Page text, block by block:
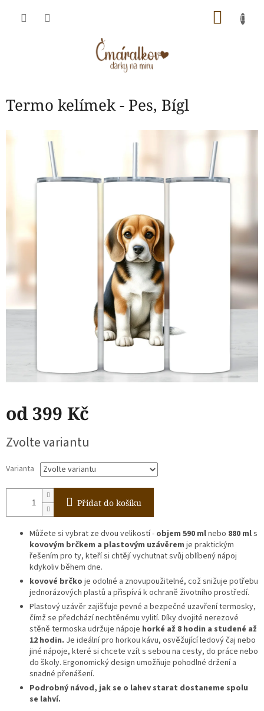
Termo kelímek - Pes, Bígl
od 399 Kč
cena:
Zvolte variantu
Varianta
Přidat do košíku
Můžete si vybrat ze dvou velikostí - objem 590 mlnebo 880 mls
kovovým brčkem a plastovým uzávěrem je praktickým
řešením pro ty, kteří si chtějí vychutnat svůj oblíbený nápoj
kdykoliv během dne.
kovové brčko je odolné a znovupoužitelné, což snižuje potřebu
jednorázových plastů a přispívá k ochraně životního prostředí.
Plastový uzávěr zajišťuje pevné a bezpečné uzavření termosky,
čímž se předchází nechtěnému vylití. Díky dvojité nerezové
stěně termoska udržuje nápoje horké až 8 hodin a studené až
12 hodin. Je ideální pro horkou kávu, osvěžující ledový čaj nebo
jiné nápoje, které si chcete vzít s sebou na cesty, do práce nebo
do školy. Ergonomický design umožňuje pohodlné držení a
snadné přenášení.
Podrobný návod, jak se o lahev starat dostaneme spolu
se lahví.